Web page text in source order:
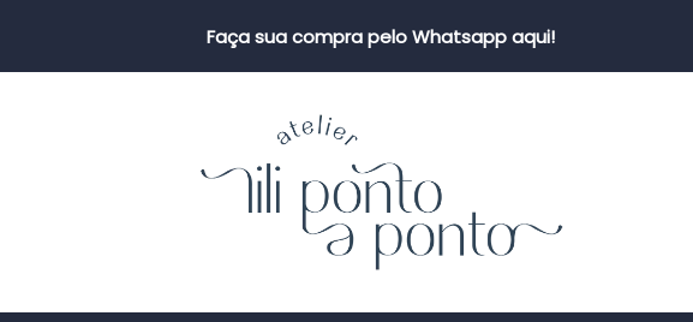
Faça sua compra pelo Whatsapp aqui!